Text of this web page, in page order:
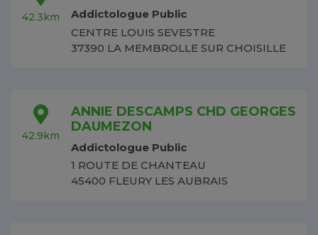
42.3km
Addictologue Public
CENTRE LOUIS SEVESTRE
37390 LA MEMBROLLE SUR CHOISILLE
42.9km
ANNIE DESCAMPS CHD GEORGES
DAUMEZON
Addictologue Public
1 ROUTE DE CHANTEAU
45400 FLEURY LES AUBRAIS